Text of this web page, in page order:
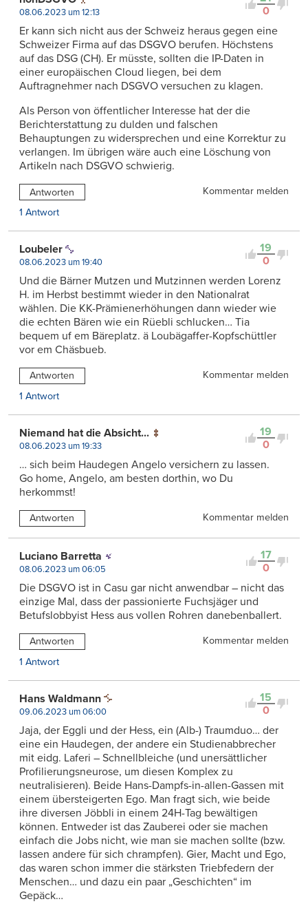
0
08.06.2023 um 12:13
Er kann sich nicht aus der Schweiz heraus gegen eine
Schweizer Firma auf das DSGVO berufen. Höchstens
auf das DSG (CH). Er müsste, sollten die IP-Daten in
einer europäischen Cloud liegen, bei dem
Auftragnehmer nach DSGVO versuchen zu klagen.
Als Person von öffentlicher Interesse hat der die
Berichterstattung zu dulden und falschen
Behauptungen zu widersprechen und eine Korrektur zu
verlangen. Im übrigen wäre auch eine Löschung von
Artikeln nach DSGVO schwierig.
Antworten
Kommentar melden
1 Antwort
19
0
Loubeler
08.06.2023 um 19:40
Und die Bärner Mutzen und Mutzinnen werden Lorenz
H. im Herbst bestimmt wieder in den Nationalrat
wählen. Die KK-Prämienerhöhungen dann wieder wie
die echten Bären wie ein Rüebli schlucken… Tia
bequem uf em Bäreplatz. ä Loubägaffer-Kopfschüttler
vor em Chäsbueb.
Antworten
Kommentar melden
1 Antwort
19
0
Niemand hat die Absicht...
08.06.2023 um 19:33
… sich beim Haudegen Angelo versichern zu lassen.
Go home, Angelo, am besten dorthin, wo Du
herkommst!
Antworten Kommentar melden
17
0
Luciano Barretta
08.06.2023 um 06:05
Die DSGVO ist in Casu gar nicht anwendbar – nicht das
einzige Mal, dass der passionierte Fuchsjäger und
Betufslobbyist Hess aus vollen Rohren danebenballert.
Antworten
Kommentar melden
1 Antwort
15
0
Hans Waldmann
09.06.2023 um 06:00
Jaja, der Eggli und der Hess, ein (Alb-) Traumduo… der
eine ein Haudegen, der andere ein Studienabbrecher
mit eidg. Laferi – Schnellbleiche (und unersättlicher
Profilierungsneurose, um diesen Komplex zu
neutralisieren). Beide Hans-Dampfs-in-allen-Gassen mit
einem übersteigerten Ego. Man fragt sich, wie beide
ihre diversen Jöbbli in einem 24H-Tag bewältigen
können. Entweder ist das Zauberei oder sie machen
einfach die Jobs nicht, wie man sie machen sollte (bzw.
lassen andere für sich chrampfen). Gier, Macht und Ego,
das waren schon immer die stärksten Triebfedern der
Menschen… und dazu ein paar „Geschichten“ im
Gepäck…